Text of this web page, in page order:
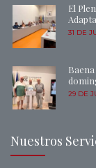
El
31 DE
29 DE
Nuestros